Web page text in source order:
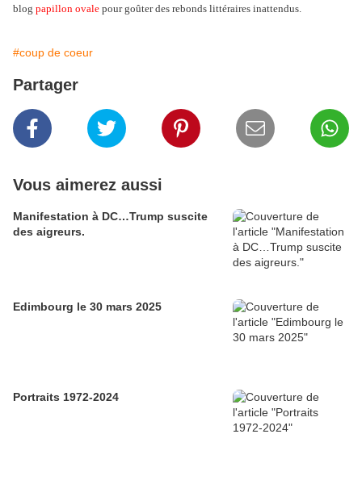
blog papillon ovale pour goûter des rebonds littéraires inattendus.
#coup de coeur
Partager
Vous aimerez aussi
Manifestation à DC…Trump suscite
des aigreurs.
Edimbourg le 30 mars 2025
Portraits 1972-2024